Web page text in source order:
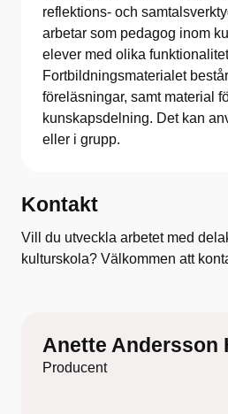
reflektions- och
arbetar som pedagog inom
elever med olika
Fortbildningsmaterialet
föreläsningar, samt material
kunskapsdelning. Det kan
eller i grupp.
Kontakt
Vill du utveckla arbetet med
kulturskola? Välkommen att
Anette Andersson
Producent